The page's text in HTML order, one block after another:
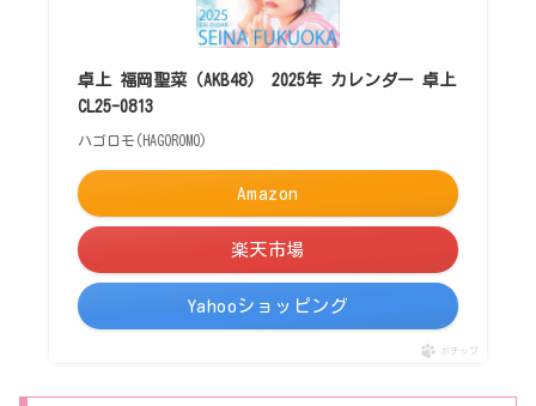
卓上 福岡聖菜（AKB48） 2025年 カレンダー 卓上
CL25-0813
ハゴロモ(HAGOROMO)
Amazon
楽天市場
Yahooショッピング
ポチップ